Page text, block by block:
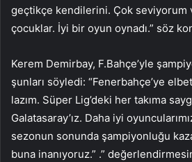
geçtikçe kendilerini. Çok seviyorum
çocuklar. İyi bir oyun oynadı.” söz
Kerem Demirbay, F.Bahçe’yle
şunları söyledi: “Fenerbahçe’ye
lazım. Süper Lig’deki her takıma
Galatasaray’ız. Daha iyi
sezonun sonunda şampiyonluğu
buna inanıyoruz.” .”